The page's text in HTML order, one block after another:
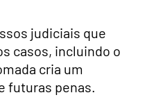
judiciais que
casos, incluindo o
cria um
futuras penas.